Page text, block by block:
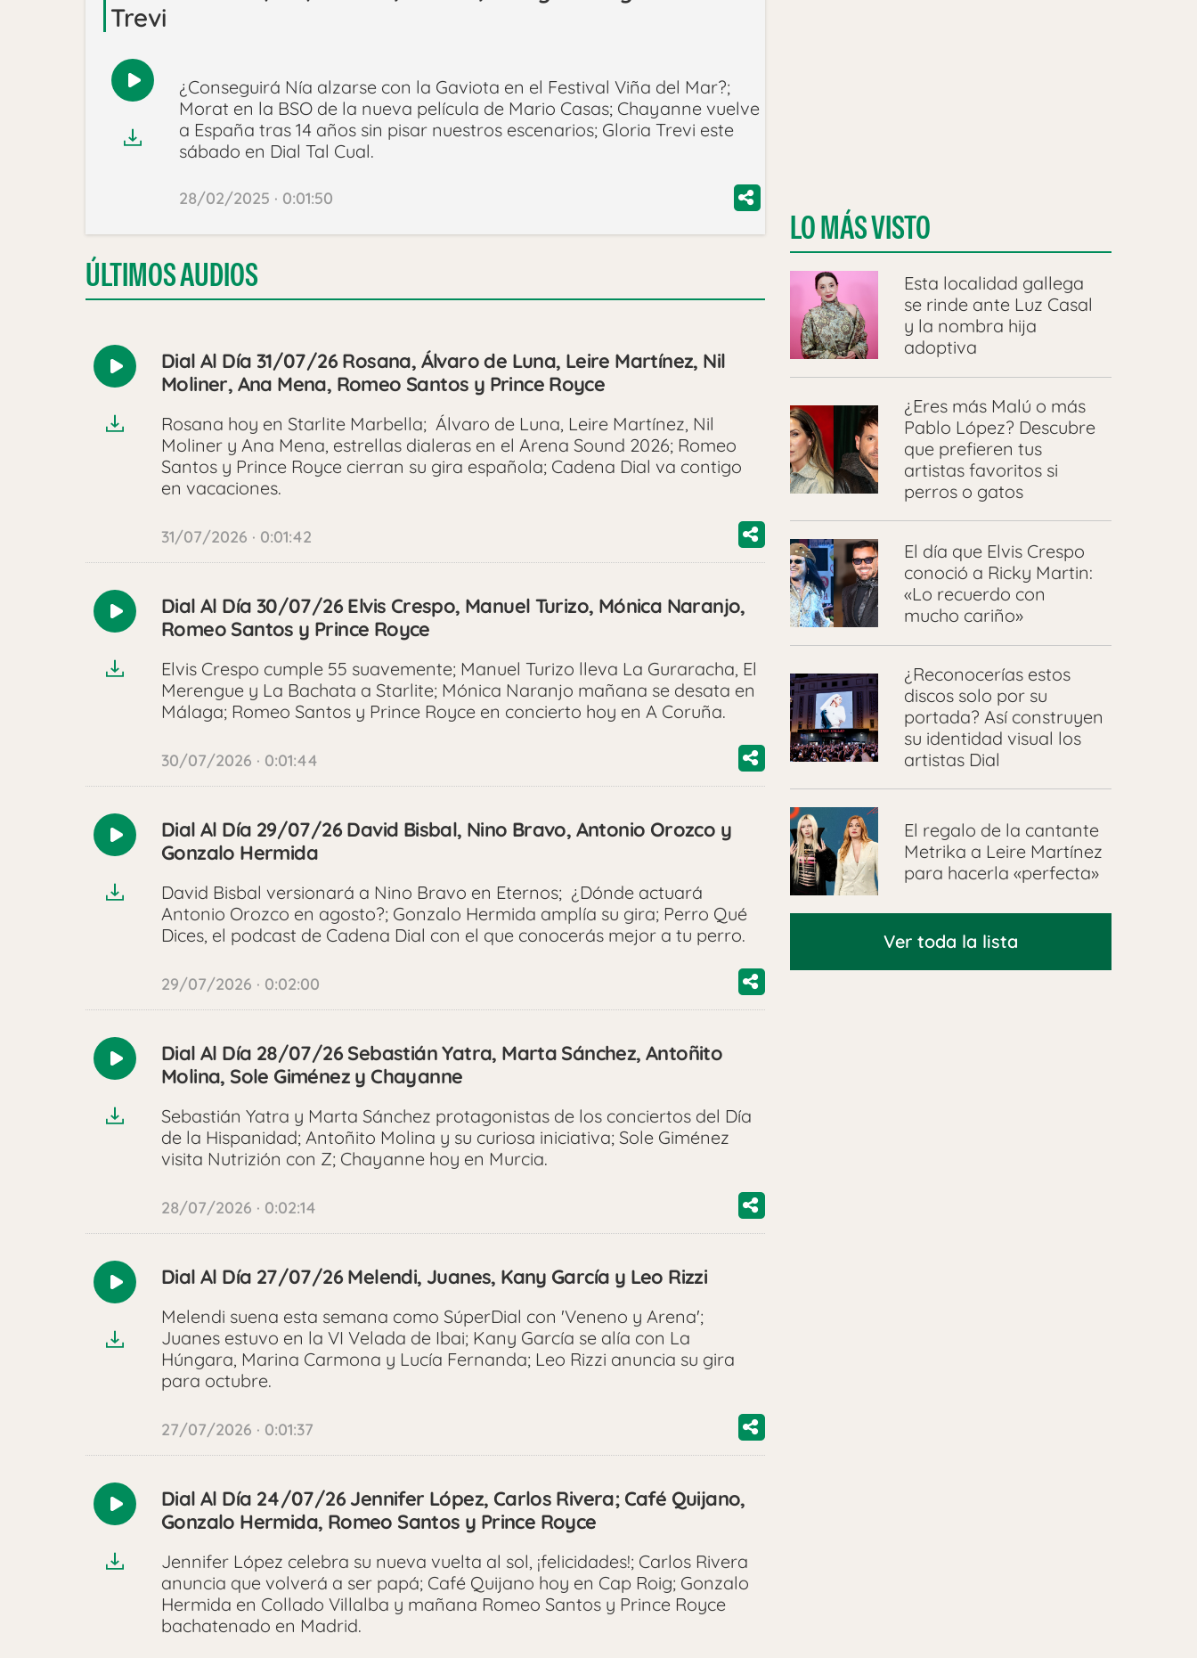
Trevi
Reproducir¿Conseguirá Nía alzarse con la Gaviota en el Festival Viña del Mar?;
Morat en la BSO de la nueva película de Mario Casas; Chayanne vuelve
a España tras 14 años sin pisar nuestros escenarios; Gloria Trevi este
sábado en Dial Tal Cual.
28/02/2025 · 0:01:50
ÚLTIMOS AUDIOS
Reproducir
Dial Al Día 31/07/26 Rosana, Álvaro de Luna, Leire Martínez, Nil
Moliner, Ana Mena, Romeo Santos y Prince Royce
Rosana hoy en Starlite Marbella; Álvaro de Luna, Leire Martínez, Nil
Moliner y Ana Mena, estrellas dialeras en el Arena Sound 2026; Romeo
Santos y Prince Royce cierran su gira española; Cadena Dial va contigo
en vacaciones.
31/07/2026 · 0:01:42
Reproducir
Dial Al Día 30/07/26 Elvis Crespo, Manuel Turizo, Mónica Naranjo,
Romeo Santos y Prince Royce
Elvis Crespo cumple 55 suavemente; Manuel Turizo lleva La Guraracha, El
Merengue y La Bachata a Starlite; Mónica Naranjo mañana se desata en
Málaga; Romeo Santos y Prince Royce en concierto hoy en A Coruña.
30/07/2026 · 0:01:44
Reproducir
Dial Al Día 29/07/26 David Bisbal, Nino Bravo, Antonio Orozco y
Gonzalo Hermida
David Bisbal versionará a Nino Bravo en Eternos; ¿Dónde actuará
Antonio Orozco en agosto?; Gonzalo Hermida amplía su gira; Perro Qué
Dices, el podcast de Cadena Dial con el que conocerás mejor a tu perro.
29/07/2026 · 0:02:00
Reproducir
Dial Al Día 28/07/26 Sebastián Yatra, Marta Sánchez, Antoñito
Molina, Sole Giménez y Chayanne
Sebastián Yatra y Marta Sánchez protagonistas de los conciertos del Día
de la Hispanidad; Antoñito Molina y su curiosa iniciativa; Sole Giménez
visita Nutrizión con Z; Chayanne hoy en Murcia.
28/07/2026 · 0:02:14
Reproducir
Dial Al Día 27/07/26 Melendi, Juanes, Kany García y Leo Rizzi
Melendi suena esta semana como SúperDial con 'Veneno y Arena';
Juanes estuvo en la VI Velada de Ibai; Kany García se alía con La
Húngara, Marina Carmona y Lucía Fernanda; Leo Rizzi anuncia su gira
para octubre.
27/07/2026 · 0:01:37
Reproducir
Dial Al Día 24/07/26 Jennifer López, Carlos Rivera; Café Quijano,
Gonzalo Hermida, Romeo Santos y Prince Royce
Jennifer López celebra su nueva vuelta al sol, ¡felicidades!; Carlos Rivera
anuncia que volverá a ser papá; Café Quijano hoy en Cap Roig; Gonzalo
Hermida en Collado Villalba y mañana Romeo Santos y Prince Royce
bachatenado en Madrid.
LO MÁS VISTO
Esta localidad gallega
se rinde ante Luz Casal
y la nombra hija
adoptiva
¿Eres más Malú o más
Pablo López? Descubre
que prefieren tus
artistas favoritos si
perros o gatos
El día que Elvis Crespo
conoció a Ricky Martin:
«Lo recuerdo con
mucho cariño»
¿Reconocerías estos
discos solo por su
portada? Así construyen
su identidad visual los
artistas Dial
El regalo de la cantante
Metrika a Leire Martínez
para hacerla «perfecta»
Ver toda la lista